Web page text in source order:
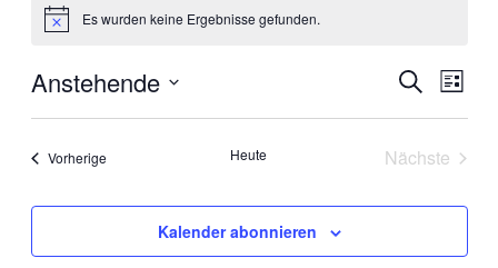
HinweisEs wurden keine Ergebnisse gefunden.
Suche
Liste
Anstehende
VorherigeVeranstaltungen Heute
Nächste
Kalender abonnieren